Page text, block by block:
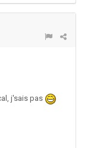
j'sais pas